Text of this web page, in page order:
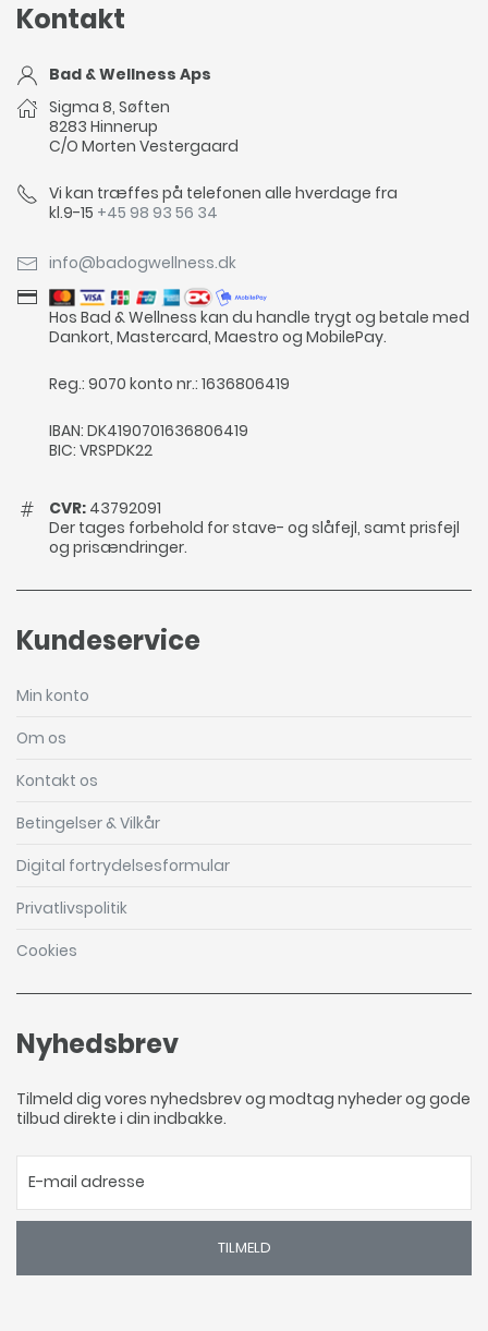
Kontakt
Bad & Wellness Aps
Sigma 8, Søften
8283 Hinnerup
C/O Morten Vestergaard
Vi kan træffes på telefonen alle hverdage fra
kl.9-15 +45 98 93 56 34
info@badogwellness.dk
Hos Bad & Wellness kan du handle trygt og betale med
Dankort, Mastercard, Maestro og MobilePay.
Reg.: 9070 konto nr.: 1636806419
IBAN: DK4190701636806419
BIC: VRSPDK22
CVR: 43792091
Der tages forbehold for stave- og slåfejl, samt prisfejl
og prisændringer.
Kundeservice
Min konto
Om os
Kontakt os
Betingelser & Vilkår
Digital fortrydelsesformular
Privatlivspolitik
Cookies
Nyhedsbrev
Tilmeld dig vores nyhedsbrev og modtag nyheder og gode
tilbud direkte i din indbakke.
TILMELD